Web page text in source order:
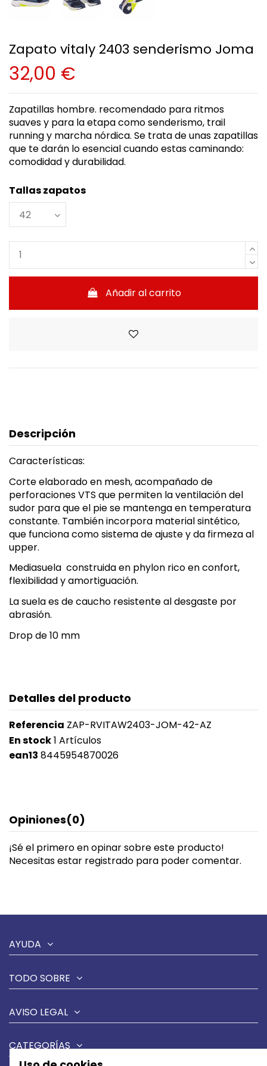
Zapato vitaly 2403 senderismo Joma
32,00 €
Zapatillas hombre. recomendado para ritmos
suaves y para la etapa como senderismo, trail
running y marcha nórdica. Se trata de unas zapatillas
que te darán lo esencial cuando estas caminando:
comodidad y durabilidad.
Tallas zapatos
Añadir al carrito
Descripción
Características:
Corte elaborado en mesh, acompañado de
perforaciones VTS que permiten la ventilación del
sudor para que el pie se mantenga en temperatura
constante. También incorpora material sintético,
que funciona como sistema de ajuste y da firmeza al
upper.
Mediasuela construida en phylon rico en confort,
flexibilidad y amortiguación.
La suela es de caucho resistente al desgaste por
abrasión.
Drop de 10 mm
Detalles del producto
Referencia ZAP-RVITAW2403-JOM-42-AZ
En stock1 Artículos
ean13 8445954870026
Opiniones(0)
¡Sé el primero en opinar sobre este producto!
Necesitas estar registrado para poder comentar.
AYUDA
TODO SOBRE
AVISO LEGAL
CATEGORÍAS